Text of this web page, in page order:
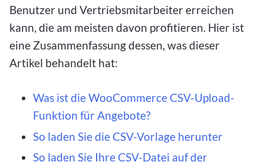
Benutzer und Vertriebsmitarbeiter erreichen
kann, die am meisten davon profitieren. Hier ist
eine Zusammenfassung dessen, was dieser
Artikel behandelt hat:
Was ist die WooCommerce CSV-Upload-
Funktion für Angebote?
So laden Sie die CSV-Vorlage herunter
So laden Sie Ihre CSV-Datei auf der